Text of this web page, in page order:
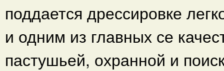
поддается дрессировке
и одним из главных се
пастушьей, охранной и